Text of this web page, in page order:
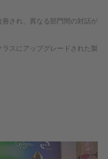
され、異なる部門間の対話が
スにアップグレードされた製